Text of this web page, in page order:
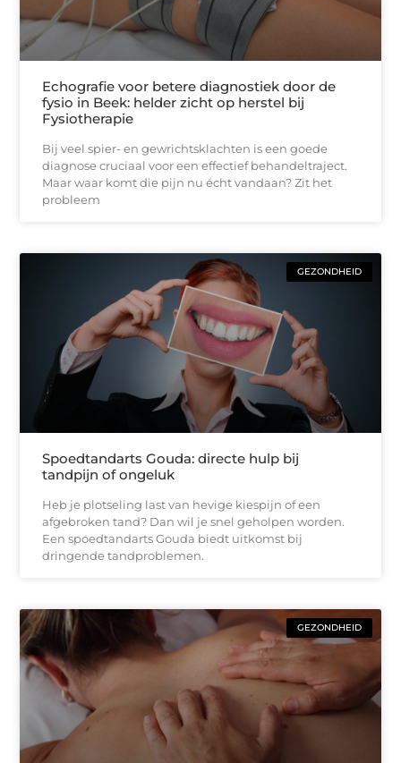
Echografie voor betere diagnostiek door de
fysio in Beek: helder zicht op herstel bij
Fysiotherapie
Bij veel spier- en gewrichtsklachten is een goede
diagnose cruciaal voor een effectief behandeltraject.
Maar waar komt die pijn nu écht vandaan? Zit het
probleem
GEZONDHEID
Spoedtandarts Gouda: directe hulp bij
tandpijn of ongeluk
Heb je plotseling last van hevige kiespijn of een
afgebroken tand? Dan wil je snel geholpen worden.
Een spoedtandarts Gouda biedt uitkomst bij
dringende tandproblemen.
GEZONDHEID